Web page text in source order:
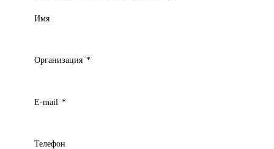
Имя
Организация *
E-mail *
Телефон